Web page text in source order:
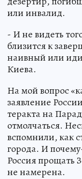
или инвалид.
- И не видеть
близится к
наивный или
Киева.
На мой вопрос
заявление
теракта на
отмолчаться.
вспомнили, как
города. И
Россия прощать
не намерена.